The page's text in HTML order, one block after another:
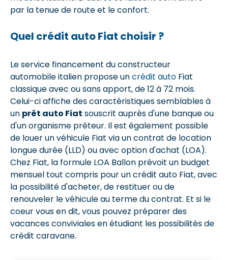
par la tenue de route et le confort.
Quel crédit auto Fiat choisir ?
Le service financement du constructeur
automobile italien propose uncrédit auto Fiat
classique avec ou sans apport, de 12 à 72 mois.
Celui-ci affiche des caractéristiques semblables à
un prêt auto Fiat souscrit auprès d'une banque ou
d'un organisme prêteur. Il est également possible
de louer un véhicule Fiat via un contrat de location
longue durée (LLD) ou avec option d'achat (LOA).
Chez Fiat, la formule LOA Ballon prévoit un budget
mensuel tout compris pour un crédit auto Fiat, avec
la possibilité d'acheter, de restituer ou de
renouveler le véhicule au terme du contrat. Et si le
coeur vous en dit, vous pouvez préparer des
vacances conviviales en étudiant les possibilités de
crédit caravane.